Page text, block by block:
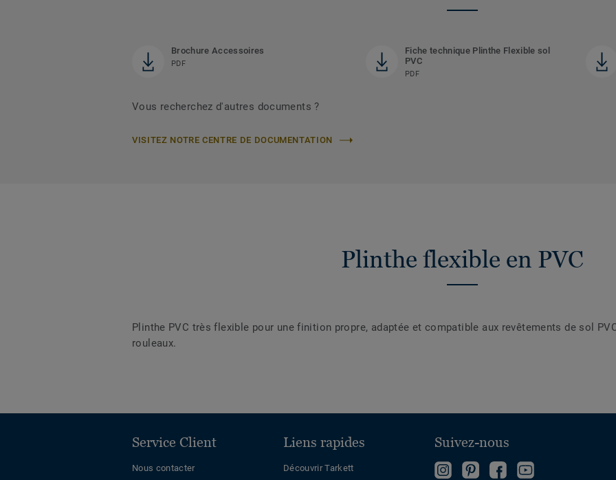
Brochure Accessoires
PDF
Fiche technique Plinthe Flexible sol
PVC
PDF
Vous recherchez d'autres documents ?
VISITEZ NOTRE CENTRE DE DOCUMENTATION
Plinthe flexible en PVC
Plinthe PVC très flexible pour une finition propre, adaptée et compatible aux revêtements de sol
rouleaux.
Service Client
Nous contacter
Liens rapides
Découvrir Tarkett
Suivez-nous
FollowFollowDevenezRegardez